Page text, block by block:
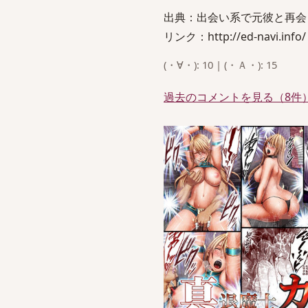
出典：出会い系で元彼と再会
リンク：http://ed-navi.info/
(・∀・): 10 | (・Ａ・): 15
過去のコメントを見る（8件